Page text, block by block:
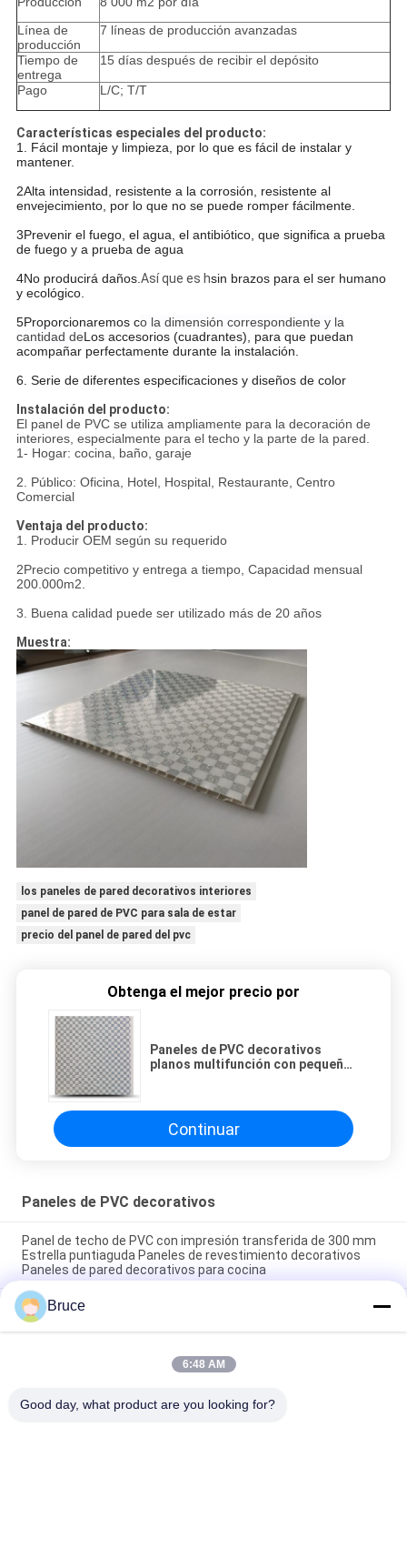
Línea de
producción
7 líneas de producción avanzadas
Tiempo de
entrega
15 días después de recibir el depósito
Pago L/C; T/T
Características especiales del producto:
1. Fácil montaje y limpieza, por lo que es fácil de instalar y
mantener.
2Alta intensidad, resistente a la corrosión, resistente al
envejecimiento, por lo que no se puede romper fácilmente.
3Prevenir el fuego, el agua, el antibiótico, que significa a prueba
de fuego y a prueba de agua
4No producirá daños.Así que es hsin brazos para el ser humano
y ecológico.
5Proporcionaremos co la dimensión correspondiente y la
cantidad deLos accesorios (cuadrantes), para que puedan
acompañar perfectamente durante la instalación.
6. Serie de diferentes especificaciones y diseños de color
Instalación del producto:
El panel de PVC se utiliza ampliamente para la decoración de
interiores, especialmente para el techo y la parte de la pared.
1- Hogar: cocina, baño, garaje
2. Público: Oficina, Hotel, Hospital, Restaurante, Centro
Comercial
Ventaja del producto:
1. Producir OEM según su requerido
2Precio competitivo y entrega a tiempo, Capacidad mensual
200.000m2.
3. Buena calidad puede ser utilizado más de 20 años
Muestra:
los paneles de pared decorativos interiores
panel de pared de PVC para sala de estar
precio del panel de pared del pvc
Obtenga el mejor precio por
Paneles de PVC decorativos
planos multifunción con pequeño
Continuar
Paneles de PVC decorativos
Panel de techo de PVC con impresión transferida de 300 mm
Estrella puntiaguda Paneles de revestimiento decorativos
Paneles de pared decorativos para cocina
Paneles de techo decorativo de PVC resistentes a la
humedad / paneles de revestimiento de pared decorativos de
techo de PVC de 30 cm de ancho
Panel de PVC decorativo de 10 pulgadas para cubrir las
Bruce
6:48 AM
Good day, what product are you looking for?